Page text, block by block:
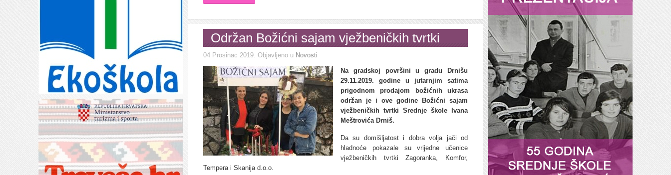
Održan Božićni sajam vježbeničkih tvrtki
04 Prosinac 2019. Objavljeno u Novosti
Na gradskoj površini u gradu Drnišu
29.11.2019. godine u jutarnjim satima
prigodnom prodajom božićnih ukrasa
održan je i ove godine Božićni sajam
vježbeničkih tvrtki Srednje škole Ivana
Meštrovića Drniš.
Da su domišljatost i dobra volja jači od
hladnoće pokazale su vrijedne učenice
vježbeničkih tvrtki Zagoranka, Komfor,
Tempera i Skanija d.o.o.